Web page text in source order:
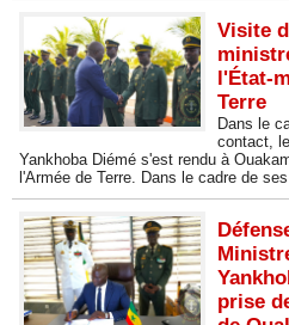
Visite
l'État-
Terre
Dans le
contact,
Yankhoba Diémé s'est rendu à
l'Armée de Terre. Dans le cadre de
prise